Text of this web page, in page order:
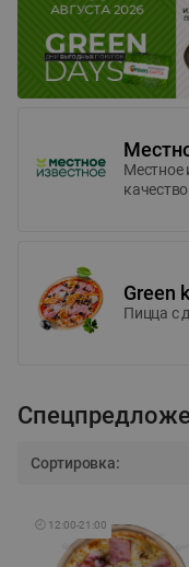
Местное
Green
Пицца c
Сортировка:
🕘 12:00-21:00